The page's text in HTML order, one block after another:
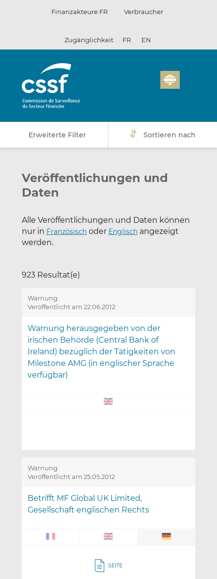
Finanzakteure FR Verbraucher
Zugänglichkeit FR EN
Erweiterte Filter Sortieren nach
Veröffentlichungen und
Daten
Alle Veröffentlichungen und Daten können
nur in Französisch oder Englisch angezeigt
werden.
923 Resultat(e)
Warnung
Veröffentlicht am 22.06.2012
Warnung herausgegeben von der
irischen Behörde (Central Bank of
Ireland) bezüglich der Tätigkeiten von
Milestone AMG (in englischer Sprache
verfügbar)
Warnung
Veröffentlicht am 25.05.2012
Betrifft MF Global UK Limited,
Gesellschaft englischen Rechts
SEITE